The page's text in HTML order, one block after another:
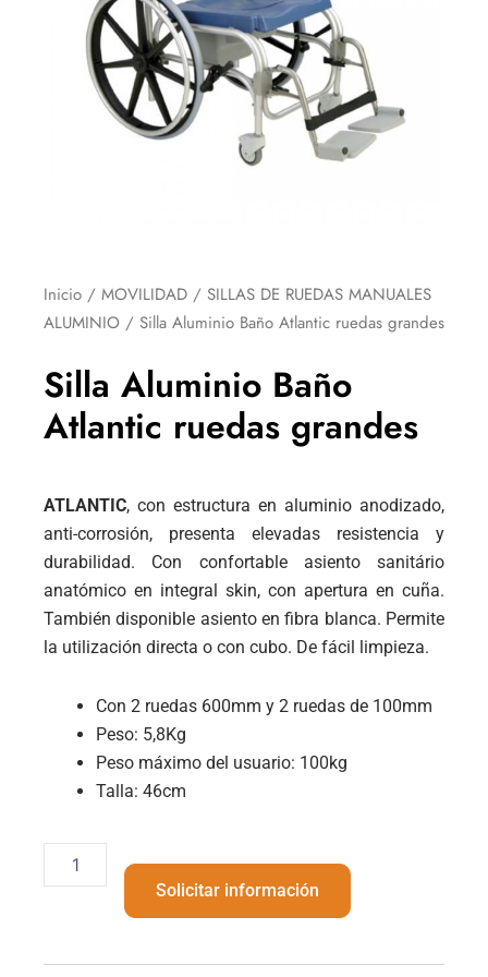
Inicio / MOVILIDAD / SILLAS DE RUEDAS MANUALES
ALUMINIO / Silla Aluminio Baño Atlantic ruedas grandes
Silla Aluminio Baño
Atlantic ruedas grandes
ATLANTIC, con estructura en aluminio anodizado,
anti-corrosión, presenta elevadas resistencia y
durabilidad. Con confortable asiento sanitário
anatómico en integral skin, con apertura en cuña.
También disponible asiento en fibra blanca. Permite
la utilización directa o con cubo. De fácil limpieza.
Con 2 ruedas 600mm y 2 ruedas de 100mm
Peso: 5,8Kg
Peso máximo del usuario: 100kg
Talla: 46cm
Aluminio
grandes
Solicitar información